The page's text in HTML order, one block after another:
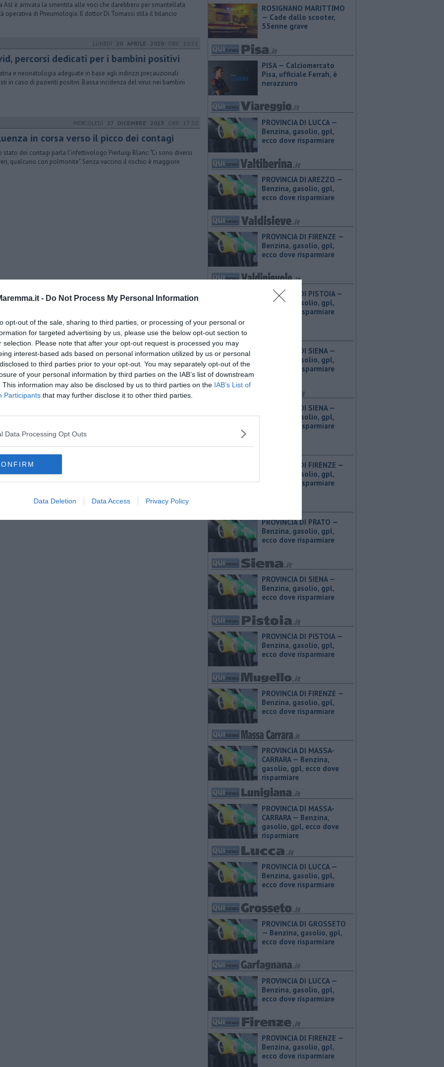
- Do Not Process My Personal Information
opt-out of the sale, sharing to third parties, or processing of your personal or
for targeted advertising by us, please use the below opt-out section to
selection. Please note that after your opt-out request is processed you may
interest-based ads based on personal information utilized by us or personal
to third parties prior to your opt-out. You may separately opt-out of the
of your personal information by third parties on the IAB’s list of downstream
This information may also be disclosed by us to third parties on the IAB’s List of
Participants that may further disclose it to other third parties.
Data Processing Opt Outs
Data Deletion Data Access Privacy Policy
Asl è arrivata la smentita alle voci che darebbero per smantellata
operativa di Pneumologia. Il dottor Di Tomassi stila il bilancio
LUNEDÌ 20 APRILE 2020 ORE 10:51
percorsi dedicati per i bambini positivi
e neonatologia adeguate in base agli indirizzi precauzionali
in caso di pazienti positivi. Bassa incidenza del virus nei bambini
MERCOLEDÌ 27 DICEMBRE 2023 ORE 17:30
in corsa verso il picco dei contagi
stato dei contagi parla l'infettivologo Pierluigi Blanc: "Ci sono diversi
qualcuno con polmonite". Senza vaccino il rischio è maggiore
ROSIGNANO MARITTIMO
— Cade dallo scooter,
55enne grave
PISA — Calciomercato
Pisa, ufficiale Ferrah, è
nerazzurro
PROVINCIA DI LUCCA — ​
Benzina, gasolio, gpl,
ecco dove risparmiare
PROVINCIA DI AREZZO — ​
Benzina, gasolio, gpl,
ecco dove risparmiare
PROVINCIA DI FIRENZE — ​
Benzina, gasolio, gpl,
ecco dove risparmiare
PROVINCIA DI PISTOIA — ​
Benzina, gasolio, gpl,
ecco dove risparmiare
PROVINCIA DI SIENA — ​
Benzina, gasolio, gpl,
ecco dove risparmiare
PROVINCIA DI SIENA — ​
Benzina, gasolio, gpl,
ecco dove risparmiare
PROVINCIA DI FIRENZE — ​
Benzina, gasolio, gpl,
ecco dove risparmiare
PROVINCIA DI PRATO — ​
Benzina, gasolio, gpl,
ecco dove risparmiare
PROVINCIA DI SIENA — ​
Benzina, gasolio, gpl,
ecco dove risparmiare
PROVINCIA DI PISTOIA — ​
Benzina, gasolio, gpl,
ecco dove risparmiare
PROVINCIA DI FIRENZE — ​
Benzina, gasolio, gpl,
ecco dove risparmiare
PROVINCIA DI MASSA-
CARRARA — ​Benzina,
gasolio, gpl, ecco dove
risparmiare
PROVINCIA DI MASSA-
CARRARA — ​Benzina,
gasolio, gpl, ecco dove
risparmiare
PROVINCIA DI LUCCA — ​
Benzina, gasolio, gpl,
ecco dove risparmiare
PROVINCIA DI GROSSETO
— ​Benzina, gasolio, gpl,
ecco dove risparmiare
PROVINCIA DI LUCCA — ​
Benzina, gasolio, gpl,
ecco dove risparmiare
PROVINCIA DI FIRENZE — ​
Benzina, gasolio, gpl,
ecco dove risparmiare